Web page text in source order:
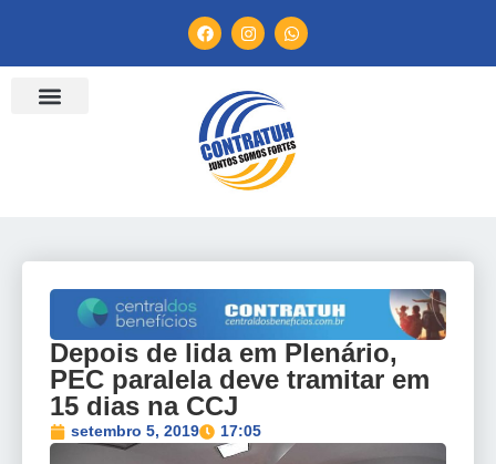
Depois de lida em Plenário,
PEC paralela deve tramitar em
15 dias na CCJ
setembro 5, 2019 17:05